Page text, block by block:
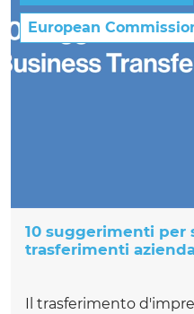
European
10 suggerimenti per
trasferimenti
Il trasferimento